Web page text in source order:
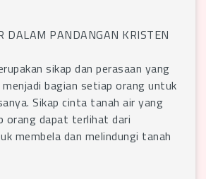
DALAM PANDANGAN KRISTEN
sikap dan perasaan yang
bagian setiap orang untuk
Sikap cinta tanah air yang
orang dapat terlihat dari
membela dan melindungi tanah